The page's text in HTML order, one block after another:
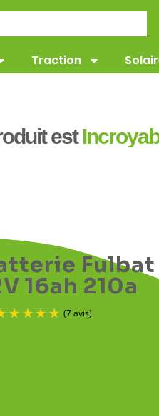
Traction
est
Fulbat
16ah 210a